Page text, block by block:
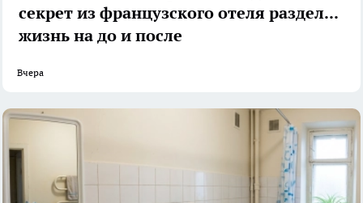
секрет из французского отеля разделил
жизнь на до и после
Вчера